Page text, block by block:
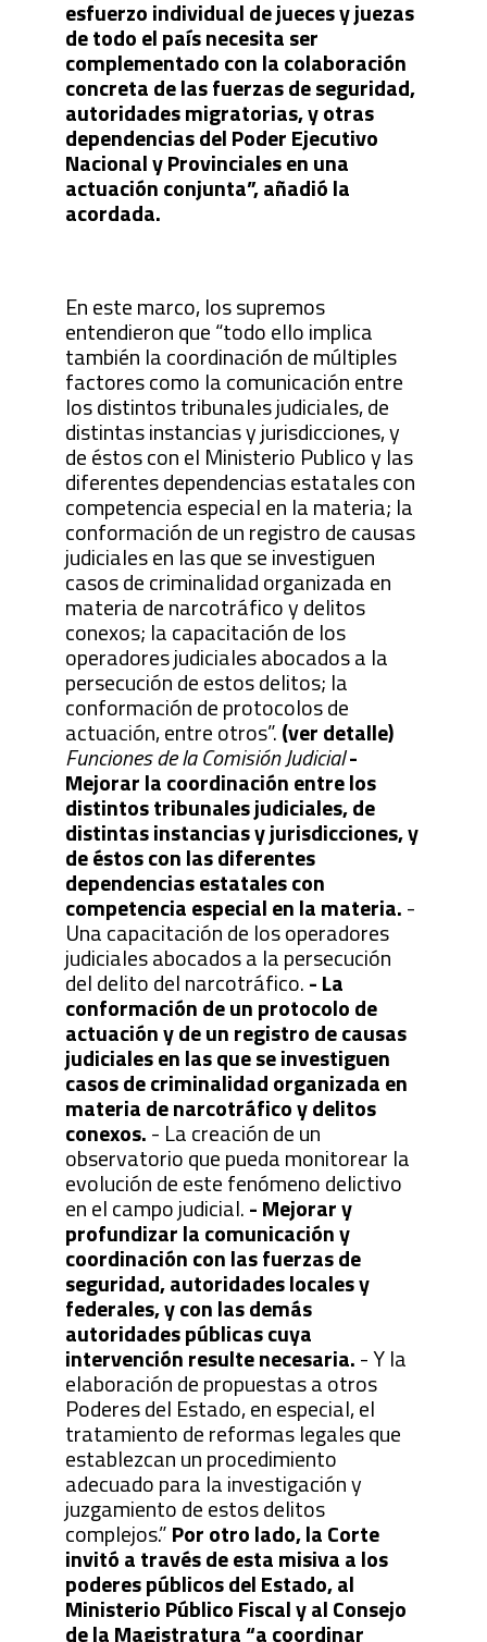
esfuerzo individual de jueces y juezas
de todo el país necesita ser
complementado con la colaboración
concreta de las fuerzas de seguridad,
autoridades migratorias, y otras
dependencias del Poder Ejecutivo
Nacional y Provinciales en una
actuación conjunta”, añadió la
acordada.
En este marco, los supremos
entendieron que “todo ello implica
también la coordinación de múltiples
factores como la comunicación entre
los distintos tribunales judiciales, de
distintas instancias y jurisdicciones, y
de éstos con el Ministerio Publico y las
diferentes dependencias estatales con
competencia especial en la materia; la
conformación de un registro de causas
judiciales en las que se investiguen
casos de criminalidad organizada en
materia de narcotráfico y delitos
conexos; la capacitación de los
operadores judiciales abocados a la
persecución de estos delitos; la
conformación de protocolos de
actuación, entre otros”.(ver detalle)
Funciones de la Comisión Judicial-
Mejorar la coordinación entre los
distintos tribunales judiciales, de
distintas instancias y jurisdicciones, y
de éstos con las diferentes
dependencias estatales con
competencia especial en la materia.-
Una capacitación de los operadores
judiciales abocados a la persecución
del delito del narcotráfico.- La
conformación de un protocolo de
actuación y de un registro de causas
judiciales en las que se investiguen
casos de criminalidad organizada en
materia de narcotráfico y delitos
conexos.- La creación de un
observatorio que pueda monitorear la
evolución de este fenómeno delictivo
en el campo judicial.- Mejorar y
profundizar la comunicación y
coordinación con las fuerzas de
seguridad, autoridades locales y
federales, y con las demás
autoridades públicas cuya
intervención resulte necesaria.- Y la
elaboración de propuestas a otros
Poderes del Estado, en especial, el
tratamiento de reformas legales que
establezcan un procedimiento
adecuado para la investigación y
juzgamiento de estos delitos
complejos.”Por otro lado, la Corte
invitó a través de esta misiva a los
poderes públicos del Estado, al
Ministerio Público Fiscal y al Consejo
de la Magistratura “a coordinar